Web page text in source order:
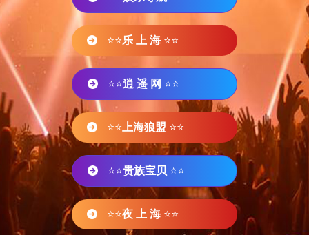
⭐⭐乐 上 海 ⭐⭐
⭐⭐逍 遥 网 ⭐⭐
⭐⭐ 上海狼盟 ⭐⭐
⭐⭐贵族宝贝 ⭐⭐
⭐⭐夜 上 海 ⭐⭐